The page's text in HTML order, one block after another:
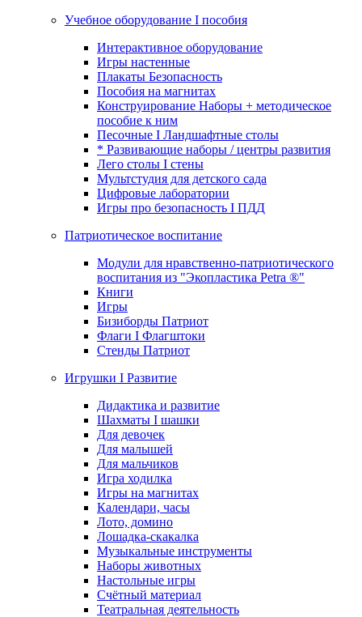
Учебное оборудование I пособия
Интерактивное оборудование
Игры настенные
Плакаты Безопасность
Пособия на магнитах
Конструирование Наборы + методическое
пособие к ним
Песочные I Ландшафтные столы
* Развивающие наборы / центры развития
Лего столы I стены
Мультстудия для детского сада
Цифровые лаборатории
Игры про безопасность I ПДД
Патриотическое воспитание
Модули для нравственно-патриотического
воспитания из "Экопластика Petra ®"
Книги
Игры
Бизиборды Патриот
Флаги I Флагштоки
Стенды Патриот
Игрушки I Развитие
Дидактика и развитие
Шахматы I шашки
Для девочек
Для малышей
Для мальчиков
Игра ходилка
Игры на магнитах
Календари, часы
Лото, домино
Лошадка-скакалка
Музыкальные инструменты
Наборы животных
Настольные игры
Счётный материал
Театральная деятельность